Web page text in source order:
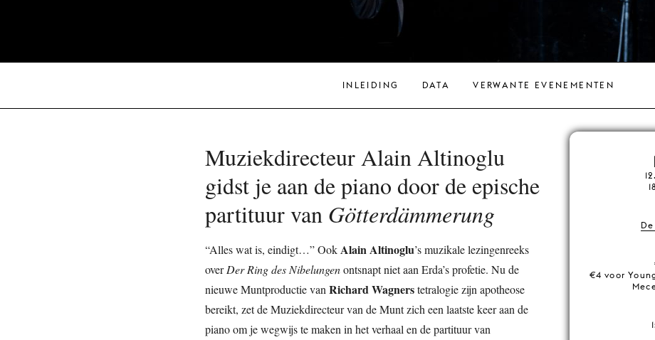
INLEIDING DATA VERWANTE EVENEMENTEN
Muziekdirecteur Alain Altinoglu
gidst je aan de piano door de epische
partituur van Götterdämmerung
“Alles wat is, eindigt…” OokAlain Altinoglu’s muzikale lezingenreeks
overDer Ring des Nibelungenontsnapt niet aan Erda’s profetie. Nu de
nieuwe Muntproductie van Richard Wagnerstetralogie zijn apotheose
bereikt, zet de Muziekdirecteur van de Munt zich een laatste keer aan de
piano om je wegwijs te maken in het verhaal en de partituur van
€4 voor